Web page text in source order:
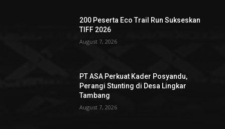
200 Peserta Eco Trail Run Sukseskan
TIFF 2026
August 7, 2026
PT ASA Perkuat Kader Posyandu,
Perangi Stunting di Desa Lingkar
Tambang
August 7, 2026